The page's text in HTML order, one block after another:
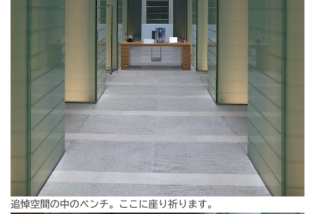
追悼空間の中のベンチ。ここに座り祈ります。